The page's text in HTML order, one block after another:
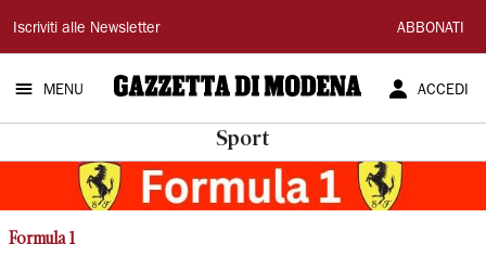
Gazzetta
di
Modena
Iscriviti alle Newsletter ABBONATI
MENU ACCEDI
Sport
Formula 1